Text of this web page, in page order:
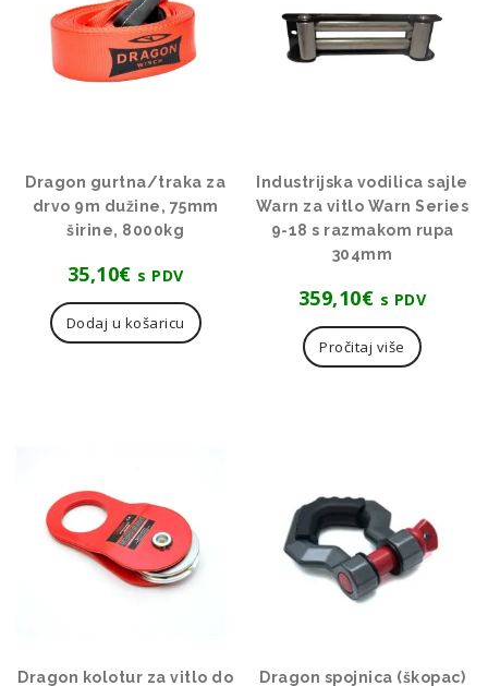
Dragon gurtna/traka za
drvo 9m dužine, 75mm
širine, 8000kg
35,10€ s PDV
Dodaj u košaricu
Industrijska vodilica sajle
Warn za vitlo Warn Series
9-18 s razmakom rupa
304mm
359,10€ s PDV
Pročitaj više
Dragon kolotur za vitlo do
Dragon spojnica (škopac)